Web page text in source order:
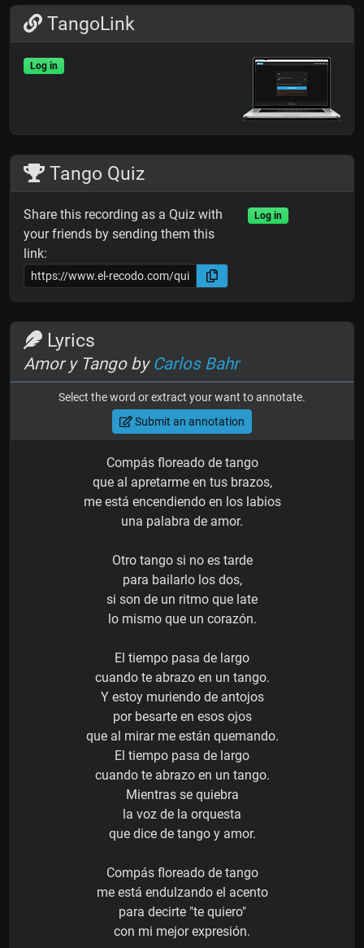
TangoLink
Log in
Tango Quiz
Share this recording as a Quiz with
your friends by sending them this
link:
Log in
Lyrics
Amor y Tango by Carlos Bahr
Select the word or extract your want to annotate.
Submit an annotation
Compás floreado de tango
que al apretarme en tus brazos,
me está encendiendo en los labios
una palabra de amor.
Otro tango si no es tarde
para bailarlo los dos,
si son de un ritmo que late
lo mismo que un corazón.
El tiempo pasa de largo
cuando te abrazo en un tango.
Y estoy muriendo de antojos
por besarte en esos ojos
que al mirar me están quemando.
El tiempo pasa de largo
cuando te abrazo en un tango.
Mientras se quiebra
la voz de la orquesta
que dice de tango y amor.
Compás floreado de tango
me está endulzando el acento
para decirte "te quiero"
con mi mejor expresión.